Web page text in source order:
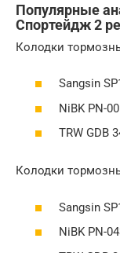
Популярные
Спортейдж 2
Колодки
Sangsin
NiBK PN-
TRW GDB
Колодки
Sangsin
NiBK PN-